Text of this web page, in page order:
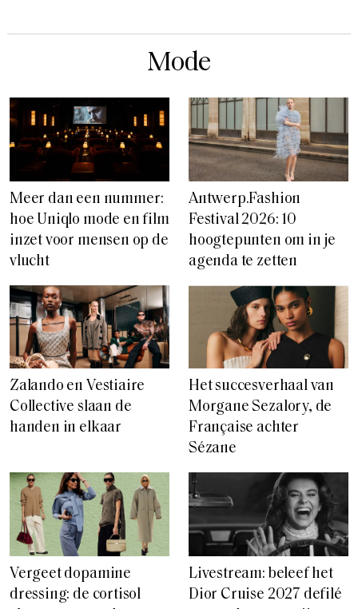
Mode
Meer dan een nummer:
hoe Uniqlo mode en film
inzet voor mensen op de
vlucht
Antwerp.Fashion
Festival 2026: 10
hoogtepunten om in je
agenda te zetten
Zalando en Vestiaire
Collective slaan de
handen in elkaar
Het succesverhaal van
Morgane Sezalory, de
Française achter
Sézane
Vergeet dopamine
dressing: de cortisol
Livestream: beleef het
Dior Cruise 2027 defilé